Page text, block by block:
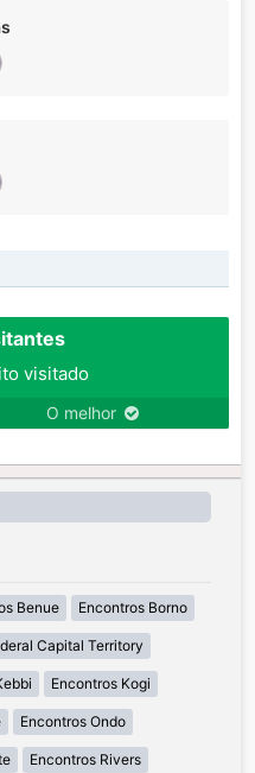
visitado
O melhor
Benue Encontros Borno
Capital Territory
Encontros Kogi
Encontros Ondo
Encontros Rivers